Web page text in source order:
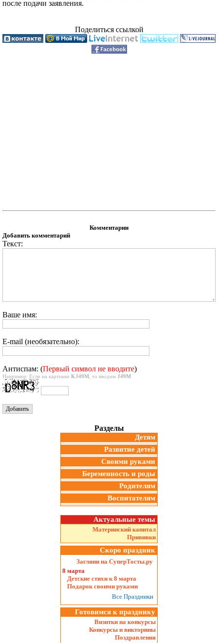
после подачи заявления.
Поделиться ссылкой
Комментарии
Добавить комментарий
Текст:
Ваше имя:
E-mail (необязательно):
Антиспам: (Первый символ не вводите)
Например: Если на картинке KJ49M , то вводим J49M
Разделы
Детям
Развитие детей
Своими руками
Беременность и роды
Родителям
Воспитателям
Актуальные темы
Материнский капитал
Прививки
Скоро праздник
Загляни на СуперТосты.ру
8 марта
Детские стихи к 8 марта
Подарок своими руками
Все Праздники
Готовимся к празднику
Визитки на конкурсы
Конкурсы и викторины
Поздравления